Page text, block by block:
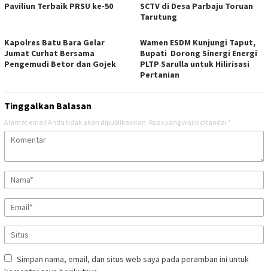
Paviliun Terbaik PRSU ke-50
SCTV di Desa Parbaju Toruan
Tarutung
Kapolres Batu Bara Gelar
Jumat Curhat Bersama
Pengemudi Betor dan Gojek
Wamen ESDM Kunjungi Taput,
Bupati Dorong Sinergi Energi
PLTP Sarulla untuk Hilirisasi
Pertanian
Tinggalkan Balasan
Alamat email Anda tidak akan dipublikasikan. Ruas yang wajib ditandai *
Simpan nama, email, dan situs web saya pada peramban ini untuk